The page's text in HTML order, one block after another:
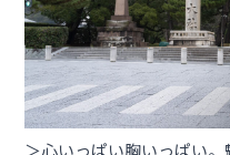
＞心いっぱい胸いっぱい